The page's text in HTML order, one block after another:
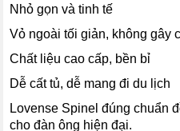
Nhỏ gọn và tinh tế
Vỏ ngoài tối giản, không gây
Chất liệu cao cấp, bền bỉ
Dễ cất tủ, dễ mang đi du lịch
Lovense Spinel đúng chuẩn
cho đàn ông hiện đại.